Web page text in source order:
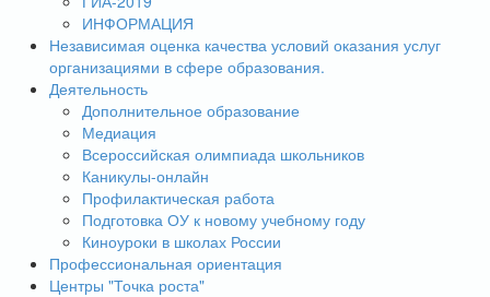
ИНФОРМАЦИЯ
Независимая оценка качества условий оказания услуг
организациями в сфере образования.
Деятельность
Дополнительное образование
Медиация
Всероссийская олимпиада школьников
Каникулы-онлайн
Профилактическая работа
Подготовка ОУ к новому учебному году
Киноуроки в школах России
Профессиональная ориентация
Центры "Точка роста"